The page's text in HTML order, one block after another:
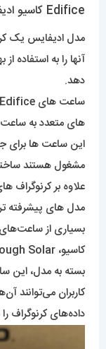
Edifice کاسیو ادیفایس :
مدل ادیفایس یک
آنها را به استفاده
دهد.
های متعدد به
این ساعت ها برای
مشغول هستند
مدل های پیشرفته
کاسیو، Tough Solar هستند.
بسته به مدل، این
کاربران می‌توانند
داده‌های کرنوگراف